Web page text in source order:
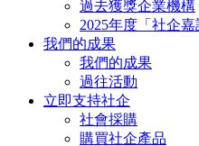
過去獲獎企業機構
2025年度「社企
我們的成果
我們的成果
過往活動
立即支持社企
社會採購
購買社企產品